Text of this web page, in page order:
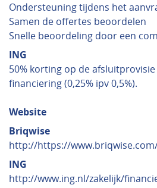
Ondersteuning tijdens het
Samen de offertes beoordelen
Snelle beoordeling door een
ING
50% korting op de
financiering (0,25% ipv 0,5%).
Website
Briqwise
http://https://
ING
http://www.ing.nl/zakelijk/